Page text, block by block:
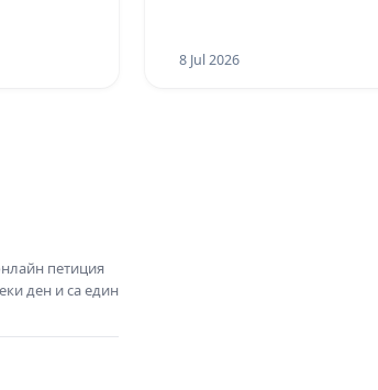
8 Jul 2026
петиция
ден и са един